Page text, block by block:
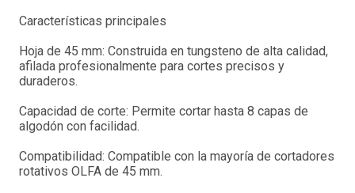
Características principales
Hoja de 45 mm: Construida en tungsteno de alta calidad,
afilada profesionalmente para cortes precisos y
duraderos.
Capacidad de corte: Permite cortar hasta 8 capas de
algodón con facilidad.
Compatibilidad: Compatible con la mayoría de cortadores
rotativos OLFA de 45 mm.